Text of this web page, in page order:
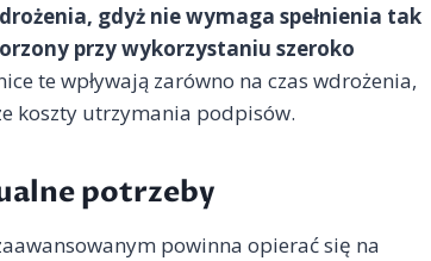
gdyż nie wymaga spełnienia tak
przy wykorzystaniu szeroko
te wpływają zarówno na czas wdrożenia,
koszty utrzymania podpisów.
potrzeby
powinna opierać się na